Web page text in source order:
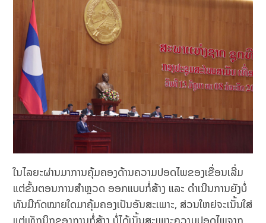
ໃນໄລຍະຜ່ານມາການຄຸ້ມຄອງດ້ານຄວາມປອດໄພຂອງເຂື່ອນເລີ່ມ
ແຕ່ຂັ້ນຕອນການສໍາຫຼວດ ອອກແບບກໍ່ສ້າງ ແລະ ດໍາເນີນການຍັງບໍ່
ທັນມີກົດໝາຍໃດມາຄຸ້ມຄອງເປັນອັນສະເພາະ, ສ່ວນໃຫຍ່ຈະເນັ້ນໃສ່
ແຕ່ເທັກນິກຂອງການກໍ່ສ້າງ ບໍ່ໄດ້ເນັ້ນສະເພາະຄວາມປອດໄພຈາກ